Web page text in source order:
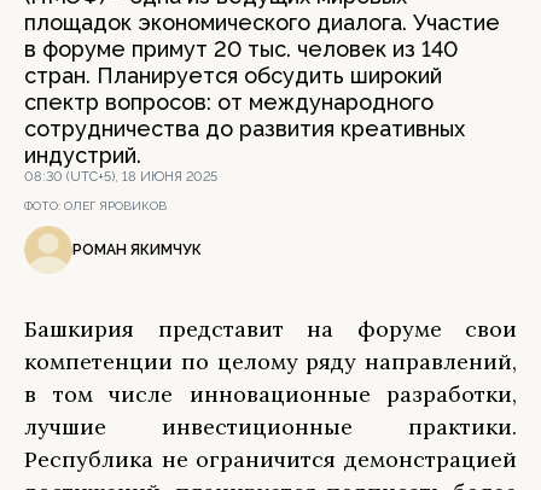
площадок экономического диалога. Участие
в форуме примут 20 тыс. человек из 140
стран. Планируется обсудить широкий
спектр вопросов: от международного
сотрудничества до развития креативных
индустрий.
08:30 (UTC+5), 18 ИЮНЯ 2025
ФОТО: ОЛЕГ ЯРОВИКОВ
РОМАН ЯКИМЧУК
Башкирия представит на форуме свои
компетенции по целому ряду направлений,
в том числе инновационные разработки,
лучшие инвестиционные практики.
Республика не ограничится демонстрацией